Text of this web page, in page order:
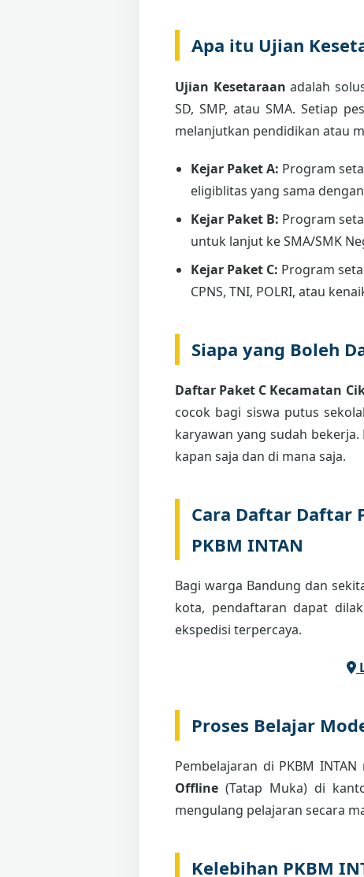
Apa itu Ujian
Ujian Kesetaraan adalah
SD, SMP, atau SMA. Setiap
melanjutkan pendidikan atau
Kejar Paket A: Program
eligiblitas yang sama
Kejar Paket B: Program
untuk lanjut ke SMA/SMK
Kejar Paket C: Program
CPNS, TNI, POLRI, atau
Siapa yang Boleh
Daftar Paket C Kecamatan
cocok bagi siswa putus
karyawan yang sudah
kapan saja dan di mana saja.
Cara Daftar Daftar
PKBM INTAN
Bagi warga Bandung dan
kota, pendaftaran dapat
ekspedisi terpercaya.
Proses Belajar
Pembelajaran di PKBM
Offline (Tatap Muka) di
mengulang pelajaran secara
Kelebihan PKBM